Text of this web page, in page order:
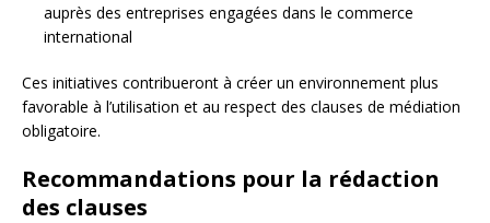
auprès des entreprises engagées dans le commerce
international
Ces initiatives contribueront à créer un environnement plus
favorable à l’utilisation et au respect des clauses de médiation
obligatoire.
Recommandations pour la rédaction
des clauses